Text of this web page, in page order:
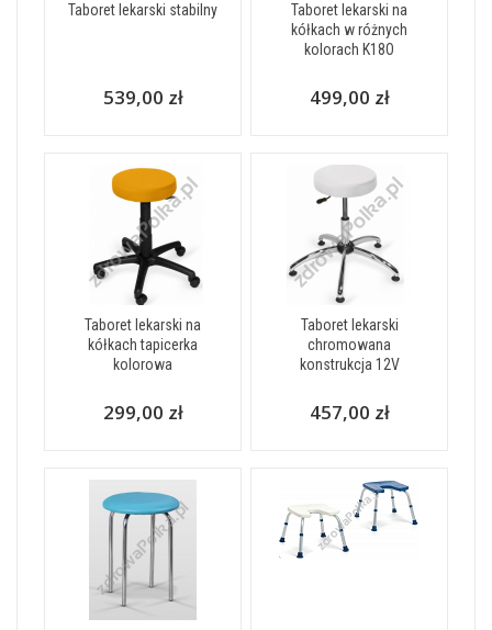
Taboret lekarski stabilny
539,00 zł
Taboret lekarski na
kółkach w różnych
kolorach K18O
499,00 zł
Taboret lekarski na
kółkach tapicerka
kolorowa
299,00 zł
Taboret lekarski
chromowana
konstrukcja 12V
457,00 zł